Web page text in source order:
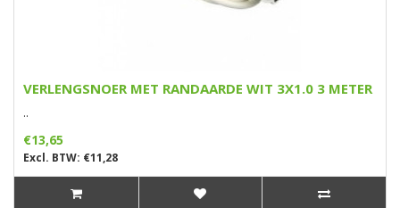
VERLENGSNOER MET RANDAARDE WIT 3X1.0 3 METER
..
€13,65
Excl. BTW: €11,28